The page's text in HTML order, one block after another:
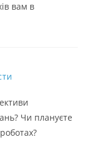
вам в
Чи плануєте